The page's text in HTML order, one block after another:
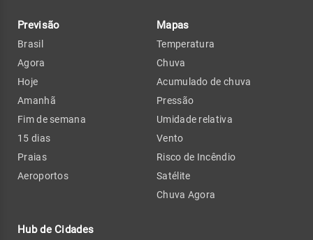
Previsão
Brasil
Agora
Hoje
Amanhã
Fim de semana
15 dias
Praias
Aeroportos
Hub de Cidades
Mapas
Temperatura
Chuva
Acumulado de chuva
Pressão
Umidade relativa
Vento
Risco de Incêndio
Satélite
Chuva Agora